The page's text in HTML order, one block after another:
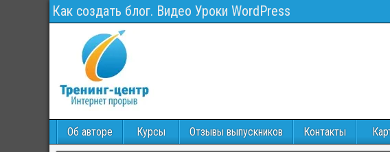
Как создать блог. Видео Уроки WordPress
Об авторе Курсы Отзывы выпускников Контакты